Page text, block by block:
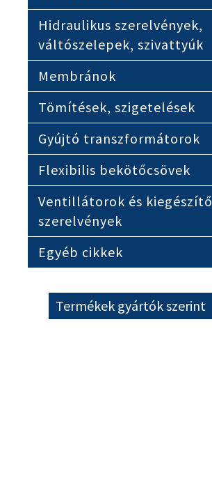
Hidraulikus szerelvények,
váltószelepek, szivattyúk
Membránok
Tömítések, szigetelések
Gyújtó transzformátorok
Flexibilis bekötőcsövek
Ventillátorok és kiegészítő
szerelvények
Egyéb cikkek
Termékek gyártók szerint